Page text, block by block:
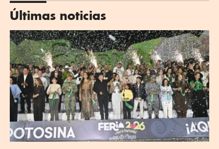
Últimas noticias